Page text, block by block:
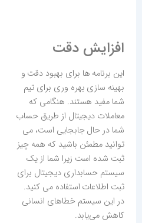
افزایش دقت
این برنامه ها برای بهبود دقت و
بهینه سازی بهره وری برای تیم
شما مفید هستند. هنگامی که
معاملات دیجیتال از طریق حساب
شما در حال جابجایی است، می
توانید مطمئن باشید که همه چیز
ثبت شده است زیرا شما از یک
سیستم حسابداری دیجیتال برای
ثبت اطلاعات استفاده می کنید.
در این سیستم خطاهای انسانی
کاهش می‌یابد.